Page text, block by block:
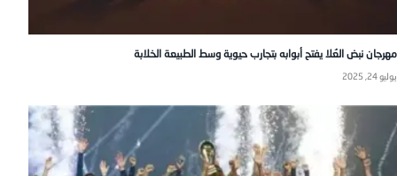
مهرجان نبض العُلا يفتح أبوابه بتجارب حيوية وسط الطبيعة الخلابة
يوليو 24, 2025